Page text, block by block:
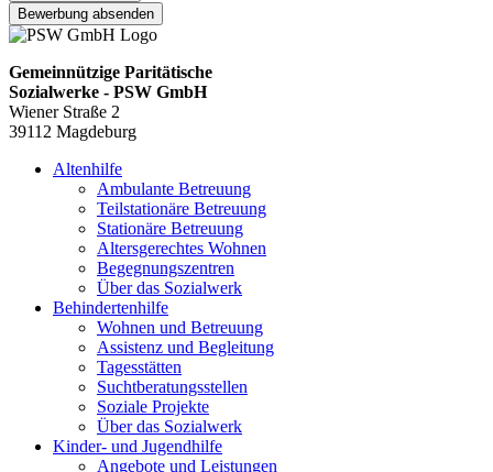
Bewerbung absenden
Gemeinnützige Paritätische
Sozialwerke - PSW GmbH
Wiener Straße 2
39112 Magdeburg
Altenhilfe
Ambulante Betreuung
Teilstationäre Betreuung
Stationäre Betreuung
Altersgerechtes Wohnen
Begegnungszentren
Über das Sozialwerk
Behindertenhilfe
Wohnen und Betreuung
Assistenz und Begleitung
Tagesstätten
Suchtberatungsstellen
Soziale Projekte
Über das Sozialwerk
Kinder- und Jugendhilfe
Angebote und Leistungen